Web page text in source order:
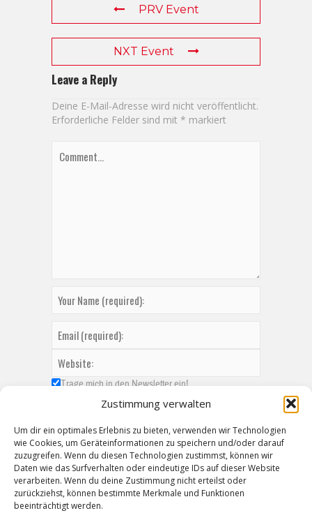
Zustimmung verwalten
Um dir ein optimales Erlebnis zu bieten, verwenden wir Technologien
wie Cookies, um Geräteinformationen zu speichern und/oder darauf
zuzugreifen. Wenn du diesen Technologien zustimmst, können wir
Daten wie das Surfverhalten oder eindeutige IDs auf dieser Website
verarbeiten. Wenn du deine Zustimmung nicht erteilst oder
zurückziehst, können bestimmte Merkmale und Funktionen
beeinträchtigt werden.
PRV Event
NXT Event
Leave a Reply
Deine E-Mail-Adresse wird nicht veröffentlicht.
Erforderliche Felder sind mit * markiert
Trage mich in den Newsletter ein!